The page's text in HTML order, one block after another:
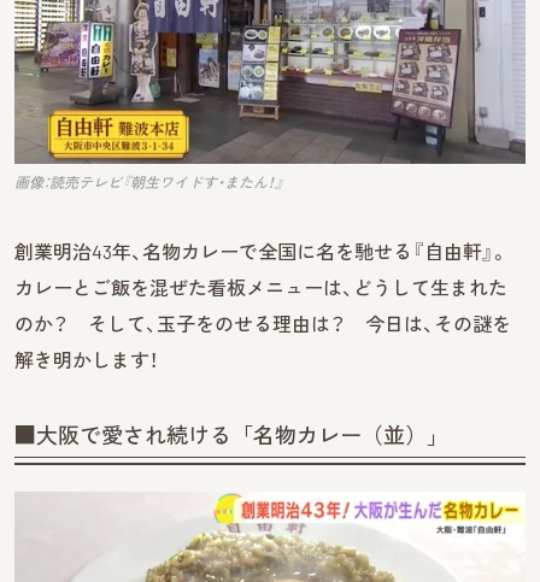
画像：読売テレビ『朝生ワイドす・またん！』
創業明治43年、名物カレーで全国に名を馳せる『自由軒』。
カレーとご飯を混ぜた看板メニューは、どうして生まれた
のか？ そして、玉子をのせる理由は？ 今日は、その謎を
解き明かします！
■大阪で愛され続ける「名物カレー（並）」